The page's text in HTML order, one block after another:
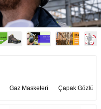
Gaz Maskeleri Çapak